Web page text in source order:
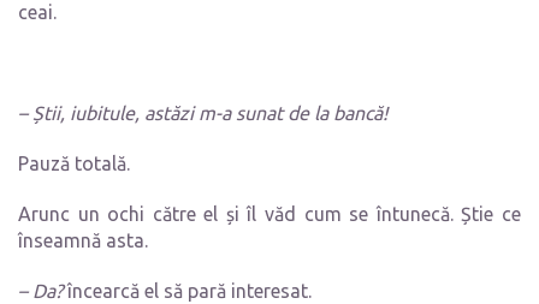
ceai.
– Știi, iubitule, astăzi m-a sunat de la bancă!
Pauză totală.
Arunc un ochi către el și îl văd cum se întunecă. Știe ce
înseamnă asta.
– Da?încearcă el să pară interesat.